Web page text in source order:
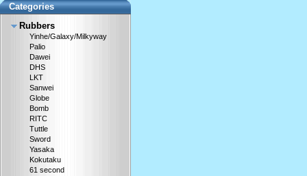
Categories
Rubbers
Yinhe/Galaxy/Milkyway
Palio
Dawei
DHS
LKT
Sanwei
Globe
Bomb
RITC
Tuttle
Sword
Yasaka
Kokutaku
61 second